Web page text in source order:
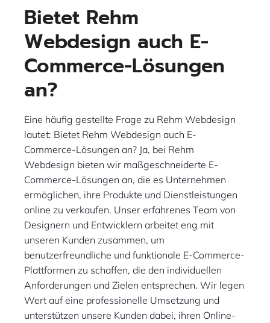
Bietet Rehm
Webdesign auch E-
Commerce-Lösungen
an?
Eine häufig gestellte Frage zu Rehm Webdesign
lautet: Bietet Rehm Webdesign auch E-
Commerce-Lösungen an? Ja, bei Rehm
Webdesign bieten wir maßgeschneiderte E-
Commerce-Lösungen an, die es Unternehmen
ermöglichen, ihre Produkte und Dienstleistungen
online zu verkaufen. Unser erfahrenes Team von
Designern und Entwicklern arbeitet eng mit
unseren Kunden zusammen, um
benutzerfreundliche und funktionale E-Commerce-
Plattformen zu schaffen, die den individuellen
Anforderungen und Zielen entsprechen. Wir legen
Wert auf eine professionelle Umsetzung und
unterstützen unsere Kunden dabei, ihren Online-